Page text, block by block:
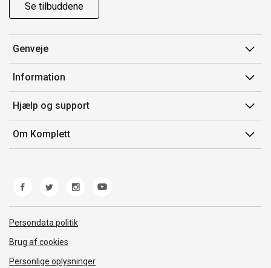
Se tilbuddene
Genveje
Min side
Ordrehistorik
Gavekort
Information
Salgsbetingelser
Mærker/producent
Fortrydelsesret
Hjælp og support
Kontakt os
Kundeservice
Fejl/Mangler
Fragt og levering
Om Komplett
Persondata politik
Brug af cookies
Personlige oplysninger